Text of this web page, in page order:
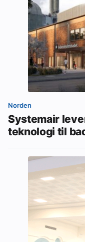
Norden
Systemair
teknologi til